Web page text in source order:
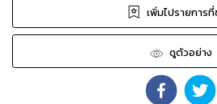
เพิ่มไปรายการ
ดูตัวอย่าง